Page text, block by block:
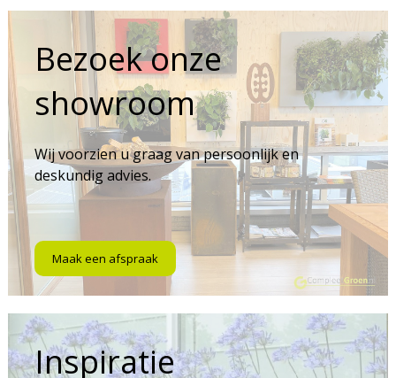
Bezoek onze
showroom
Wij voorzien u graag van persoonlijk en
deskundig advies.
Maak een afspraak
Inspiratie